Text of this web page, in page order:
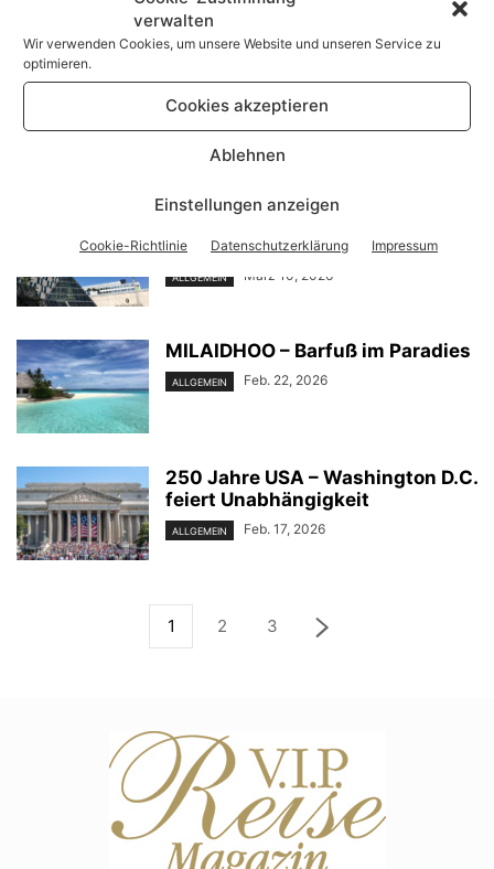
verwalten
Wir verwenden Cookies, um unsere Website und unseren Service zu
optimieren.
Cookies akzeptieren
Ablehnen
Einstellungen anzeigen
Cookie-Richtlinie Datenschutzerklärung Impressum
TRAVEL & LUXURY
„Spring Voyage“ mit Neuhaus
ALLGEMEIN Apr. 2, 2026
EMEA im Hotel InterContinental
ALLGEMEIN März 10, 2026
MILAIDHOO – Barfuß im Paradies
ALLGEMEIN Feb. 22, 2026
250 Jahre USA – Washington D.C.
feiert Unabhängigkeit
ALLGEMEIN Feb. 17, 2026
1 2 3